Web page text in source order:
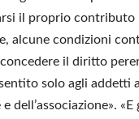
il proprio
alcune condizioni
il diritto
solo agli addetti
dell’associazione».